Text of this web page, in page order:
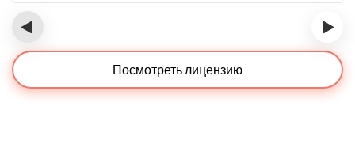
‹ ›
Посмотреть лицензию